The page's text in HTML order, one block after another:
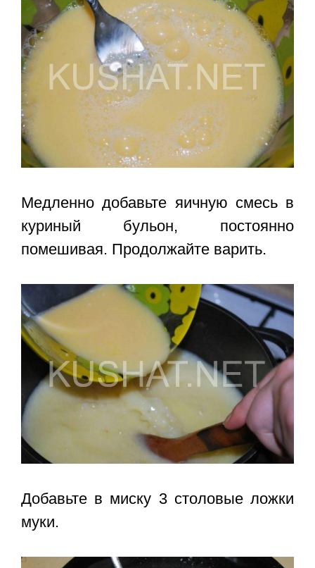
Медленно добавьте яичную смесь в
куриный бульон, постоянно
помешивая. Продолжайте варить.
Добавьте в миску 3 столовые ложки
муки.